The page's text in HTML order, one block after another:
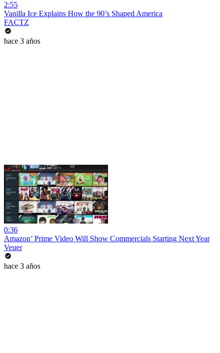
2:55
Vanilla Ice Explains How the 90’s Shaped America
FACTZ
hace 3 años
0:36
Amazon’ Prime Video Will Show Commercials Starting Next Year
Veuer
hace 3 años